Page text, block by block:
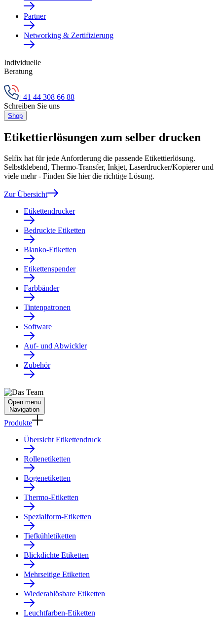
Partner
Networking & Zertifizierung
Individuelle
Beratung
+41 44 308 66 88
Schreiben Sie uns
Shop
Etikettierlösungen zum selber drucken
Selfix hat für jede Anforderung die passende Etikettierlösung.
Selbstklebend, Thermo-Transfer, Inkjet, Laserdrucker/Kopierer und
viele mehr - Finden Sie hier die richtige Lösung.
Zur Übersicht
Etikettendrucker
Bedruckte Etiketten
Blanko-Etiketten
Etikettenspender
Farbbänder
Tintenpatronen
Software
Auf- und Abwickler
Zubehör
Open menu
Navigation
Produkte
Übersicht Etikettendruck
Rollenetiketten
Bogenetiketten
Thermo-Etiketten
Spezialform-Etiketten
Tiefkühletiketten
Blickdichte Etiketten
Mehrseitige Etiketten
Wiederablösbare Etiketten
Leuchtfarben-Etiketten